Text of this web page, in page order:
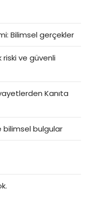
Bilimsel gerçekler
ve güvenli
Kanıta
bilimsel bulgular